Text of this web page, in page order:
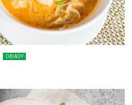
OBIADY